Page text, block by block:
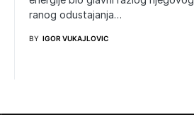
ranog odustajanja…
BY IGOR VUKAJLOVIC